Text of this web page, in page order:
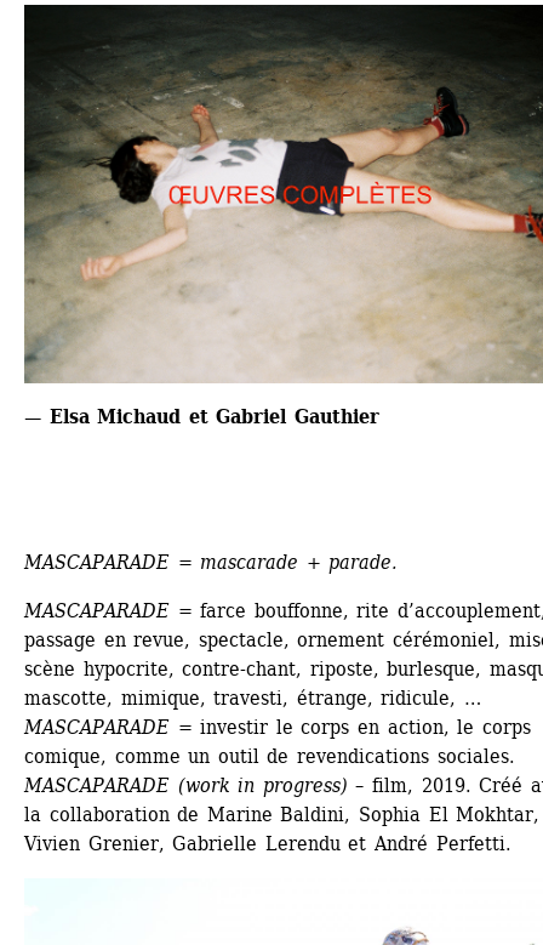
— Elsa Michaud et Gabriel Gauthier
MASCAPARADE = mascarade + parade.
MASCAPARADE = farce bouffonne, rite
passage en revue, spectacle, ornement cérémoniel,
scène hypocrite, contre-chant, riposte, burlesque,
mascotte, mimique, travesti, étrange, ridicule, …
MASCAPARADE = investir le corps en action, le corps
comique, comme un outil de revendications sociales.
MASCAPARADE (work in progress) – film, 2019. Créé
la collaboration de Marine Baldini, Sophia El Mokhtar,
Vivien Grenier, Gabrielle Lerendu et André Perfetti.